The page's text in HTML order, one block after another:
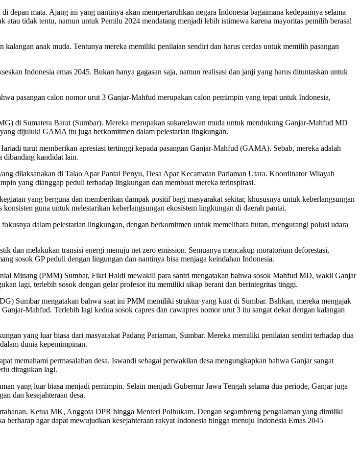
mata. Ajang ini yang nantinya akan mempertaruhkan negara Indonesia bagaimana kedepannya selama
tidak tentu, namun untuk Pemilu 2024 mendatang menjadi lebih istimewa karena mayoritas pemilih berasal
anak muda. Tentunya mereka memiliki penilaian sendiri dan harus cerdas untuk memilih pasangan
Indonesia emas 2045. Bukan hanya gagasan saja, namun realisasi dan janji yang harus dituntaskan untuk
pasangan calon nomor urut 3 Ganjar-Mahfud merupakan calon pemimpin yang tepat untuk Indonesia,
di Sumatera Barat (Sumbar). Mereka merupakan sukarelawan muda untuk mendukung Ganjar-Mahfud MD
dijuluki GAMA itu juga berkomitmen dalam pelestarian lingkungan.
turut memberikan apresiasi tertinggi kepada pasangan Ganjar-Mahfud (GAMA). Sebab, mereka adalah
dibanding kandidat lain.
dilaksanakan di Talao Apar Pantai Penyu, Desa Apar Kecamatan Pariaman Utara. Koordinator Wilayah
yang dianggap peduli terhadap lingkungan dan membuat mereka terinspirasi.
yang berguna dan memberikan dampak positif bagi masyarakat sekitar, khususnya untuk keberlangsungan
guna untuk melestarikan keberlangsungan ekosistem lingkungan di daerah pantai.
dalam pelestarian lingkungan, dengan berkomitmen untuk memelihara hutan, mengurangi polusi udara
dan melakukan transisi energi menuju net zero emission. Semuanya mencakup moratorium deforestasi,
sosok GP peduli dengan lingungan dan nantinya bisa menjaga keindahan Indonesia.
Minang (PMM) Sumbar, Fikri Haldi mewakili para santri mengatakan bahwa sosok Mahfud MD, wakil Ganjar
lagi, terlebih sosok dengan gelar profesor itu memiliki sikap berani dan berintegritas tinggi.
Sumbar mengatakan bahwa saat ini PMM memiliki struktur yang kuat di Sumbar. Bahkan, mereka mengajak
Mahfud. Terlebih lagi kedua sosok capres dan cawapres nomor urut 3 itu sangat dekat dengan kalangan
yang luar biasa dari masyarakat Padang Pariaman, Sumbar. Mereka memiliki penilaian sendiri terhadap dua
dunia kepemimpinan.
memahami permasalahan desa. Iswandi sebagai perwakilan desa mengungkapkan bahwa Ganjar sangat
diragukan lagi.
yang luar biasa menjadi pemimpin. Selain menjadi Gubernur Jawa Tengah selama dua periode, Ganjar juga
dan kesejahteraan desa.
Ketua MK, Anggota DPR hingga Menteri Polhukam. Dengan segambreng pengalaman yang dimiliki
agar dapat mewujudkan kesejahteraan rakyat Indonesia hingga menuju Indonesia Emas 2045